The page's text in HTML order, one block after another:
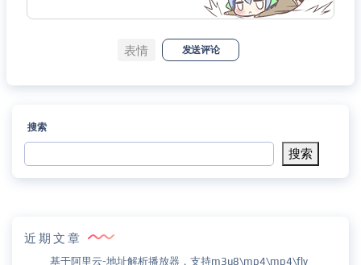
表情 发送评论
搜索
搜索
近期文章
基于阿里云-地址解析播放器，支持m3u8\mp4\mp4\flv